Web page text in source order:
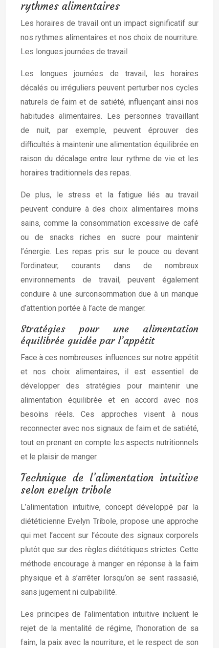
rythmes alimentaires
Les horaires de travail ont un impact significatif sur
nos rythmes alimentaires et nos choix de nourriture.
Les longues journées de travail
Les longues journées de travail, les horaires
décalés ou irréguliers peuvent perturber nos cycles
naturels de faim et de satiété, influençant ainsi nos
habitudes alimentaires. Les personnes travaillant
de nuit, par exemple, peuvent éprouver des
difficultés à maintenir une alimentation équilibrée en
raison du décalage entre leur rythme de vie et les
horaires traditionnels des repas.
De plus, le stress et la fatigue liés au travail
peuvent conduire à des choix alimentaires moins
sains, comme la consommation excessive de café
ou de snacks riches en sucre pour maintenir
l’énergie. Les repas pris sur le pouce ou devant
l’ordinateur, courants dans de nombreux
environnements de travail, peuvent également
conduire à une surconsommation due à un manque
d’attention portée à l’acte de manger.
Stratégies pour une alimentation
équilibrée guidée par l’appétit
Face à ces nombreuses influences sur notre appétit
et nos choix alimentaires, il est essentiel de
développer des stratégies pour maintenir une
alimentation équilibrée et en accord avec nos
besoins réels. Ces approches visent à nous
reconnecter avec nos signaux de faim et de satiété,
tout en prenant en compte les aspects nutritionnels
et le plaisir de manger.
Technique de l’alimentation intuitive
selon evelyn tribole
L’alimentation intuitive, concept développé par la
diététicienne Evelyn Tribole, propose une approche
qui met l’accent sur l’écoute des signaux corporels
plutôt que sur des règles diététiques strictes. Cette
méthode encourage à manger en réponse à la faim
physique et à s’arrêter lorsqu’on se sent rassasié,
sans jugement ni culpabilité.
Les principes de l’alimentation intuitive incluent le
rejet de la mentalité de régime, l’honoration de sa
faim, la paix avec la nourriture, et le respect de son